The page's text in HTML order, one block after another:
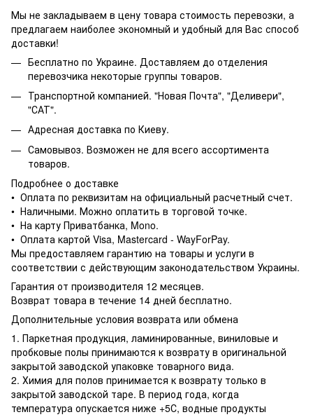
Мы не закладываем в цену товара стоимость перевозки, а
предлагаем наиболее экономный и удобный для Вас способ
доставки!
Бесплатно по Украине. Доставляем до отделения
перевозчика некоторые группы товаров.
Транспортной компанией. "Новая Почта", "Деливери",
"САТ".
Адресная доставка по Киеву.
Самовывоз. Возможен не для всего ассортимента
товаров.
Подробнее о доставке
• Оплата по реквизитам на официальный расчетный счет.
• Наличными. Можно оплатить в торговой точке.
• На карту Приватбанка, Mono.
• Оплата картой Visa, Mastercard - WayForPay.
Мы предоставляем гарантию на товары и услуги в
соответствии с действующим законодательством Украины.
Гарантия от производителя 12 месяцев.
Возврат товара в течение 14 дней бесплатно.
Дополнительные условия возврата или обмена
1. Паркетная продукция, ламинированные, виниловые и
пробковые полы принимаются к возврату в оригинальной
закрытой заводской упаковке товарного вида.
2. Химия для полов принимается к возврату только в
закрытой заводской таре. В период года, когда
температура опускается ниже +5С, водные продукты